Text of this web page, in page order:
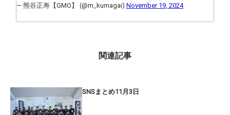
— 熊谷正寿【GMO】 (@m_kumagai) November 19, 2024
関連記事
SNSまとめ11月3日